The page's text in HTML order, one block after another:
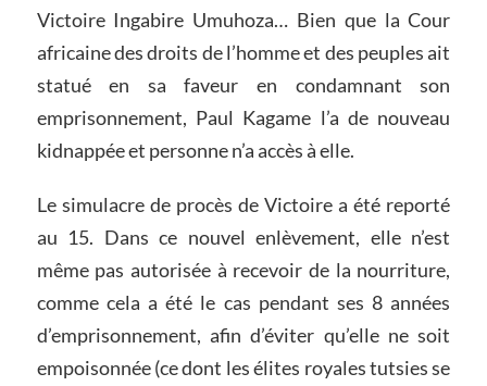
Victoire Ingabire Umuhoza… Bien que la Cour
africaine des droits de l’homme et des peuples ait
statué en sa faveur en condamnant son
emprisonnement, Paul Kagame l’a de nouveau
kidnappée et personne n’a accès à elle.
Le simulacre de procès de Victoire a été reporté
au 15. Dans ce nouvel enlèvement, elle n’est
même pas autorisée à recevoir de la nourriture,
comme cela a été le cas pendant ses 8 années
d’emprisonnement, afin d’éviter qu’elle ne soit
empoisonnée (ce dont les élites royales tutsies se